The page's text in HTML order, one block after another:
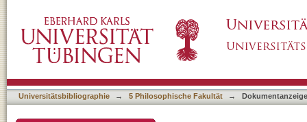
(manussā) ujjhāyanti khīyanti vipācenti
Universitätsbibliographie → 5 Philosophische Fakultät → Dokumentanzeige